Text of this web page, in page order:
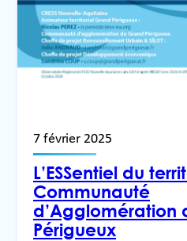
7 février 2025
L’ESSentiel du
Communauté
d’Agglomération
Périgueux